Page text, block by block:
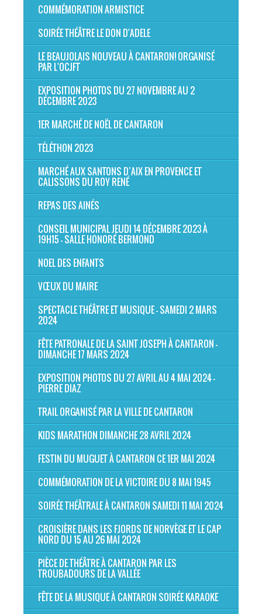
COMMÉMORATION ARMISTICE
SOIRÉE THÉÂTRE LE DON D'ADELE
LE BEAUJOLAIS NOUVEAU À CANTARON! ORGANISÉ
PAR L'OCJFT
EXPOSITION PHOTOS DU 27 NOVEMBRE AU 2
DÉCEMBRE 2023
1ER MARCHÉ DE NOËL DE CANTARON
TÉLÉTHON 2023
MARCHÉ AUX SANTONS D’AIX EN PROVENCE ET
CALISSONS DU ROY RENÉ
REPAS DES AINÉS
CONSEIL MUNICIPAL JEUDI 14 DÉCEMBRE 2023 À
19H15 - SALLE HONORÉ BERMOND
NOEL DES ENFANTS
VŒUX DU MAIRE
SPECTACLE THÉÂTRE ET MUSIQUE - SAMEDI 2 MARS
2024
FÊTE PATRONALE DE LA SAINT JOSEPH À CANTARON -
DIMANCHE 17 MARS 2024
EXPOSITION PHOTOS DU 27 AVRIL AU 4 MAI 2024 -
PIERRE DIAZ
TRAIL ORGANISÉ PAR LA VILLE DE CANTARON
KIDS MARATHON DIMANCHE 28 AVRIL 2024
FESTIN DU MUGUET À CANTARON CE 1ER MAI 2024
COMMÉMORATION DE LA VICTOIRE DU 8 MAI 1945
SOIRÉE THÉÂTRALE À CANTARON SAMEDI 11 MAI 2024
CROISIÈRE DANS LES FJORDS DE NORVÈGE ET LE CAP
NORD DU 15 AU 26 MAI 2024
PIÈCE DE THÉÂTRE À CANTARON PAR LES
TROUBADOURS DE LA VALLÉE
FÊTE DE LA MUSIQUE À CANTARON SOIRÉE KARAOKE